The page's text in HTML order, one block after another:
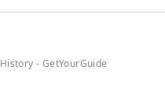
- GetYourGuide